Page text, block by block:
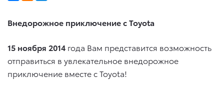
Внедорожное приключение сToyota
15 ноября 2014 года Вам представится возможность
отправиться в увлекательное внедорожное
приключение вместе с Toyota!